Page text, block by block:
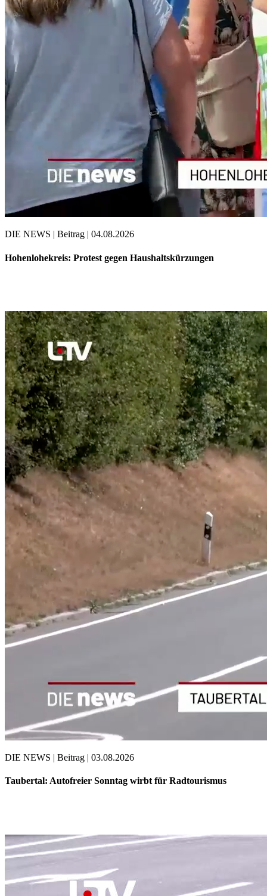
DIE NEWS | Beitrag | 04.08.2026
Hohenlohekreis: Protest gegen Haushaltskürzungen
DIE NEWS | Beitrag | 03.08.2026
Taubertal: Autofreier Sonntag wirbt für Radtourismus